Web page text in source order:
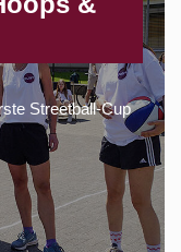
Streetball-Cup